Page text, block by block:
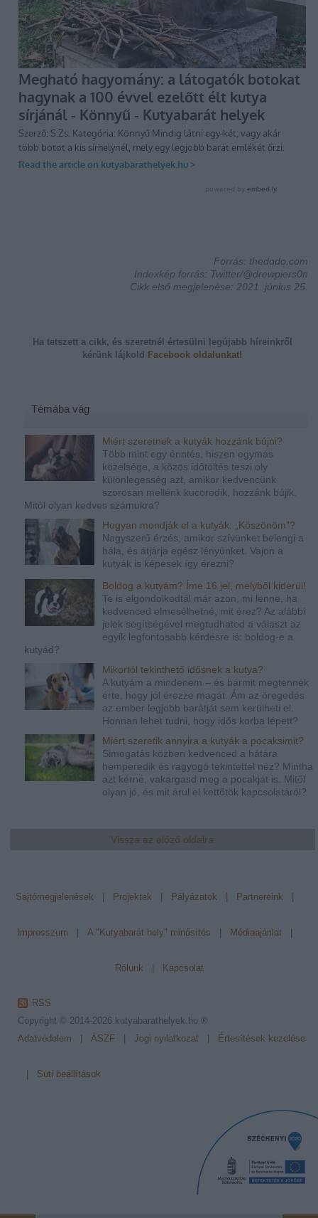
Forrás: thedodo.com
Indexkép forrás: Twitter/@drewpiers0n
Cikk első megjelenése: 2021. június 25.
Ha tetszett a cikk, és szeretnél értesülni legújabb híreinkről
kérünk
lájkold Facebook oldalunkat!
Témába vág
Miért szeretnek a kutyák hozzánk bújni?
Több mint egy érintés, hiszen egymás
közelsége, a közös időtöltés teszi oly
különlegesség azt, amikor kedvencünk
szorosan mellénk kucorodik, hozzánk bújik.
Mitől olyan kedves számukra?
Hogyan mondják el a kutyák: „Köszönöm”?
Nagyszerű érzés, amikor szívünket belengi a
hála, és átjárja egész lényünket. Vajon a
kutyák is képesek így érezni?
Boldog a kutyám? Íme 16 jel, melyből kiderül!
Te is elgondolkodtál már azon, mi lenne, ha
kedvenced elmesélhetné, mit érez? Az alábbi
jelek segítségével megtudhatod a választ az
egyik legfontosabb kérdésre is: boldog-e a
kutyád?
Mikortól tekinthető idősnek a kutya?
A kutyám a mindenem – és bármit megtennék
érte, hogy jól érezze magát. Ám az öregedés
az ember legjobb barátját sem kerülheti el.
Honnan lehet tudni, hogy idős korba lépett?
Miért szeretik annyira a kutyák a pocaksimit?
Simogatás közben kedvenced a hátára
hemperedik és ragyogó tekintettel néz? Mintha
azt kérné, vakargasd meg a pocakját is. Mitől
olyan jó, és mit árul el kettőtök kapcsolatáról?
Vissza az előző oldalra
Sajtómegjelenések Projektek Pályázatok Partnereink
Impresszum A "Kutyabarát hely" minősítés Médiaajánlat
Rólunk Kapcsolat
RSS
Copyright © 2014-2026 kutyabarathelyek.hu ®
Adatvédelem
ÁSZF Jogi nyilatkozat Értesítések kezelése
Süti beállítások